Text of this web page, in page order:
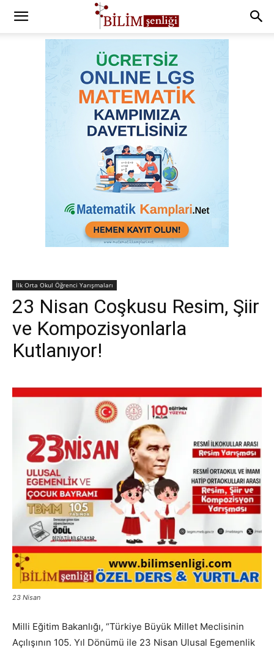
İlk Orta Okul Öğrenci Yarışmaları
23 Nisan Coşkusu Resim, Şiir
ve Kompozisyonlarla
Kutlanıyor!
23 Nisan
Milli Eğitim Bakanlığı, “Türkiye Büyük Millet Meclisinin
Açılışının 105. Yıl Dönümü ile 23 Nisan Ulusal Egemenlik